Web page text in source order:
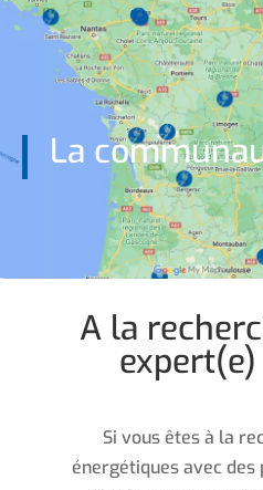
La
A la
Si vous êtes à la
énergétiques avec